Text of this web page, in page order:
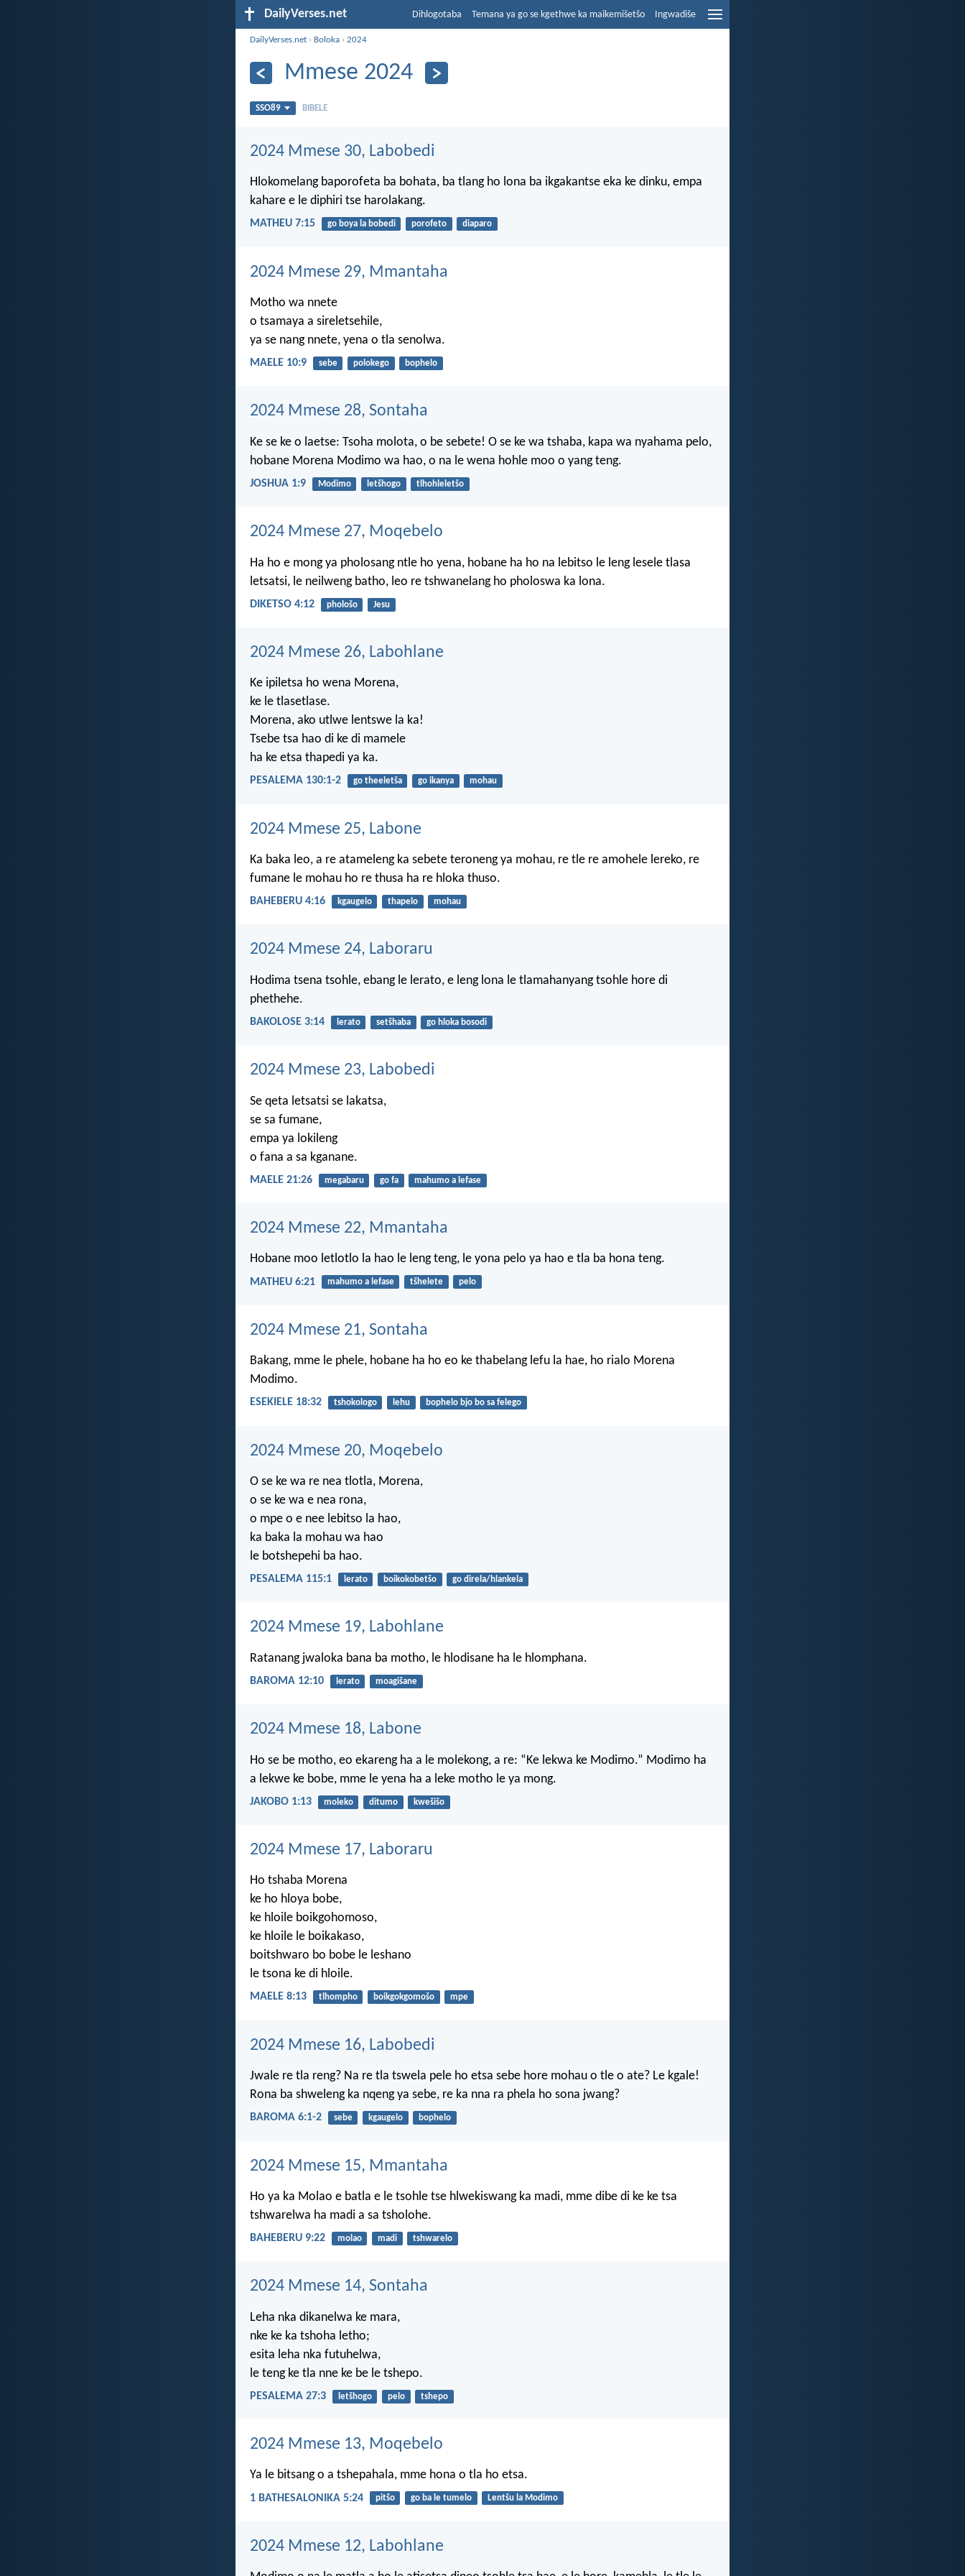
DailyVerses.net Dihlogotaba Temana ya go se kgethwe ka maikemišetšo Ingwadiše
DailyVerses.net › Boloka ›2024
Mmese 2024
SSO89 BIBELE
2024 Mmese 30, Labobedi
Hlokomelang baporofeta ba bohata, ba tlang ho lona ba ikgakantse eka ke dinku, empa
kahare e le diphiri tse harolakang.
MATHEU 7:15 go boya la bobedi porofeto diaparo
2024 Mmese 29, Mmantaha
Motho wa nnete
o tsamaya a sireletsehile,
ya se nang nnete, yena o tla senolwa.
MAELE 10:9 sebe polokego bophelo
2024 Mmese 28, Sontaha
Ke se ke o laetse: Tsoha molota, o be sebete! O se ke wa tshaba, kapa wa nyahama pelo,
hobane Morena Modimo wa hao, o na le wena hohle moo o yang teng.
JOSHUA 1:9 Modimo letšhogo tlhohleletšo
2024 Mmese 27, Moqebelo
Ha ho e mong ya pholosang ntle ho yena, hobane ha ho na lebitso le leng lesele tlasa
letsatsi, le neilweng batho, leo re tshwanelang ho pholoswa ka lona.
DIKETSO 4:12 phološo Jesu
2024 Mmese 26, Labohlane
Ke ipiletsa ho wena Morena,
ke le tlasetlase.
Morena, ako utlwe lentswe la ka!
Tsebe tsa hao di ke di mamele
ha ke etsa thapedi ya ka.
PESALEMA 130:1-2 go theeletša go ikanya mohau
2024 Mmese 25, Labone
Ka baka leo, a re atameleng ka sebete teroneng ya mohau, re tle re amohele lereko, re
fumane le mohau ho re thusa ha re hloka thuso.
BAHEBERU 4:16 kgaugelo thapelo mohau
2024 Mmese 24, Laboraru
Hodima tsena tsohle, ebang le lerato, e leng lona le tlamahanyang tsohle hore di
phethehe.
BAKOLOSE 3:14 lerato setšhaba go hloka bosodi
2024 Mmese 23, Labobedi
Se qeta letsatsi se lakatsa,
se sa fumane,
empa ya lokileng
o fana a sa kganane.
MAELE 21:26 megabaru go fa mahumo a lefase
2024 Mmese 22, Mmantaha
Hobane moo letlotlo la hao le leng teng, le yona pelo ya hao e tla ba hona teng.
MATHEU 6:21 mahumo a lefase tšhelete pelo
2024 Mmese 21, Sontaha
Bakang, mme le phele, hobane ha ho eo ke thabelang lefu la hae, ho rialo Morena
Modimo.
ESEKIELE 18:32 tshokologo lehu bophelo bjo bo sa felego
2024 Mmese 20, Moqebelo
O se ke wa re nea tlotla, Morena,
o se ke wa e nea rona,
o mpe o e nee lebitso la hao,
ka baka la mohau wa hao
le botshepehi ba hao.
PESALEMA 115:1 lerato boikokobetšo go direla/hlankela
2024 Mmese 19, Labohlane
Ratanang jwaloka bana ba motho, le hlodisane ha le hlomphana.
BAROMA 12:10 lerato moagišane
2024 Mmese 18, Labone
Ho se be motho, eo ekareng ha a le molekong, a re: “Ke lekwa ke Modimo.” Modimo ha
a lekwe ke bobe, mme le yena ha a leke motho le ya mong.
JAKOBO 1:13 moleko ditumo kwešišo
2024 Mmese 17, Laboraru
Ho tshaba Morena
ke ho hloya bobe,
ke hloile boikgohomoso,
ke hloile le boikakaso,
boitshwaro bo bobe le leshano
le tsona ke di hloile.
MAELE 8:13 tlhompho boikgokgomošo mpe
2024 Mmese 16, Labobedi
Jwale re tla reng? Na re tla tswela pele ho etsa sebe hore mohau o tle o ate? Le kgale!
Rona ba shweleng ka nqeng ya sebe, re ka nna ra phela ho sona jwang?
BAROMA 6:1-2 sebe kgaugelo bophelo
2024 Mmese 15, Mmantaha
Ho ya ka Molao e batla e le tsohle tse hlwekiswang ka madi, mme dibe di ke ke tsa
tshwarelwa ha madi a sa tsholohe.
BAHEBERU 9:22 molao madi tshwarelo
2024 Mmese 14, Sontaha
Leha nka dikanelwa ke mara,
nke ke ka tshoha letho;
esita leha nka futuhelwa,
le teng ke tla nne ke be le tshepo.
PESALEMA 27:3 letšhogo pelo tshepo
2024 Mmese 13, Moqebelo
Ya le bitsang o a tshepahala, mme hona o tla ho etsa.
1 BATHESALONIKA 5:24 pitšo go ba le tumelo Lentšu la Modimo
2024 Mmese 12, Labohlane